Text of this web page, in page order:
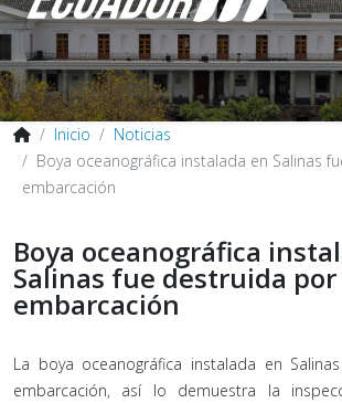
Inicio
Noticias
Boya oceanográfica instalada en Salinas
embarcación
Boya oceanográfica
Salinas fue destruida por
embarcación
La boya oceanográfica instalada en
embarcación, así lo demuestra la